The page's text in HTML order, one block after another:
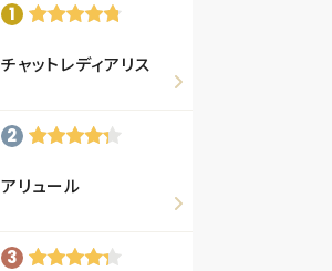
チャットレディアリス
アリュール